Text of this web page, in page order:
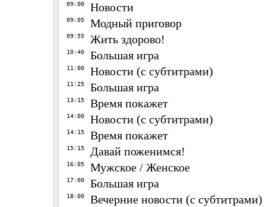
09:00 Новости
09:05 Модный приговор
09:55 Жить здорово!
10:40 Большая игра
11:00 Новости (с субтитрами)
11:25 Большая игра
13:15 Время покажет
14:00 Новости (с субтитрами)
14:15 Время покажет
15:15 Давай поженимся!
16:05 Мужское / Женское
17:00 Большая игра
18:00 Вечерние новости (с субтитрами)